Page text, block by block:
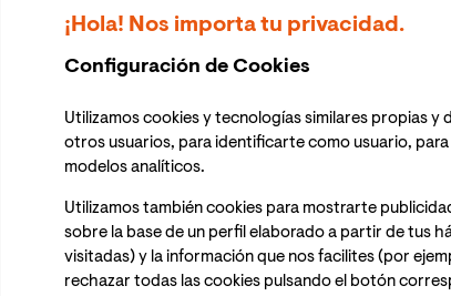
¡Hola! Nos importa tu privacidad.
Configuración de Cookies
Utilizamos cookies y tecnologías similares propias
otros usuarios, para identificarte como usuario,
modelos analíticos.
Utilizamos también cookies para mostrarte
sobre la base de un perfil elaborado a partir de tus
visitadas) y la información que nos facilites (por
rechazar todas las cookies pulsando el botón